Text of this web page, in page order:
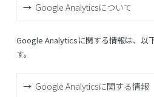
Google Analyticsについて
Google Analyticsに関する情報は、以
す。
Google Analyticsに関する情報